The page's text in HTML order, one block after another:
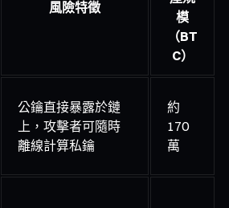
風險特徵
模
（BT
C）
公鑰直接暴露於鏈
上，攻擊者可隨時
離線計算私鑰
約
170
萬